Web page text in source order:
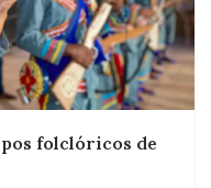
folclóricos de